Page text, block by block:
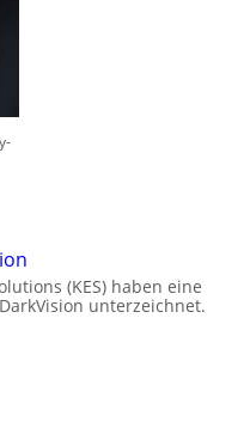
(KES) haben eine
unterzeichnet.